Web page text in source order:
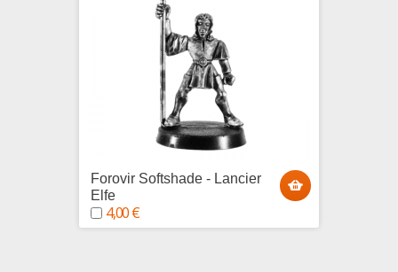
Forovir Softshade - Lancier
Elfe
4,00 €